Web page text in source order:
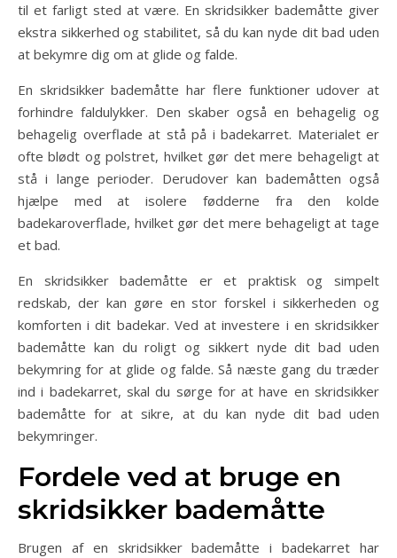
til et farligt sted at være. En skridsikker bademåtte giver
ekstra sikkerhed og stabilitet, så du kan nyde dit bad uden
at bekymre dig om at glide og falde.
En skridsikker bademåtte har flere funktioner udover at
forhindre faldulykker. Den skaber også en behagelig og
behagelig overflade at stå på i badekarret. Materialet er
ofte blødt og polstret, hvilket gør det mere behageligt at
stå i lange perioder. Derudover kan bademåtten også
hjælpe med at isolere fødderne fra den kolde
badekaroverflade, hvilket gør det mere behageligt at tage
et bad.
En skridsikker bademåtte er et praktisk og simpelt
redskab, der kan gøre en stor forskel i sikkerheden og
komforten i dit badekar. Ved at investere i en skridsikker
bademåtte kan du roligt og sikkert nyde dit bad uden
bekymring for at glide og falde. Så næste gang du træder
ind i badekarret, skal du sørge for at have en skridsikker
bademåtte for at sikre, at du kan nyde dit bad uden
bekymringer.
Fordele ved at bruge en
skridsikker bademåtte
Brugen af en skridsikker bademåtte i badekarret har